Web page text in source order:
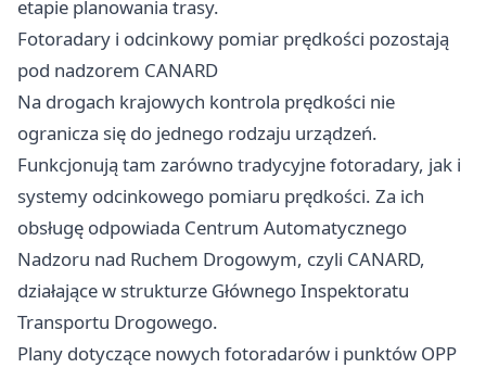
etapie planowania trasy.
Fotoradary i odcinkowy pomiar prędkości pozostają
pod nadzorem CANARD
Na drogach krajowych kontrola prędkości nie
ogranicza się do jednego rodzaju urządzeń.
Funkcjonują tam zarówno tradycyjne fotoradary, jak i
systemy odcinkowego pomiaru prędkości. Za ich
obsługę odpowiada Centrum Automatycznego
Nadzoru nad Ruchem Drogowym, czyli CANARD,
działające w strukturze Głównego Inspektoratu
Transportu Drogowego.
Plany dotyczące nowych fotoradarów i punktów OPP